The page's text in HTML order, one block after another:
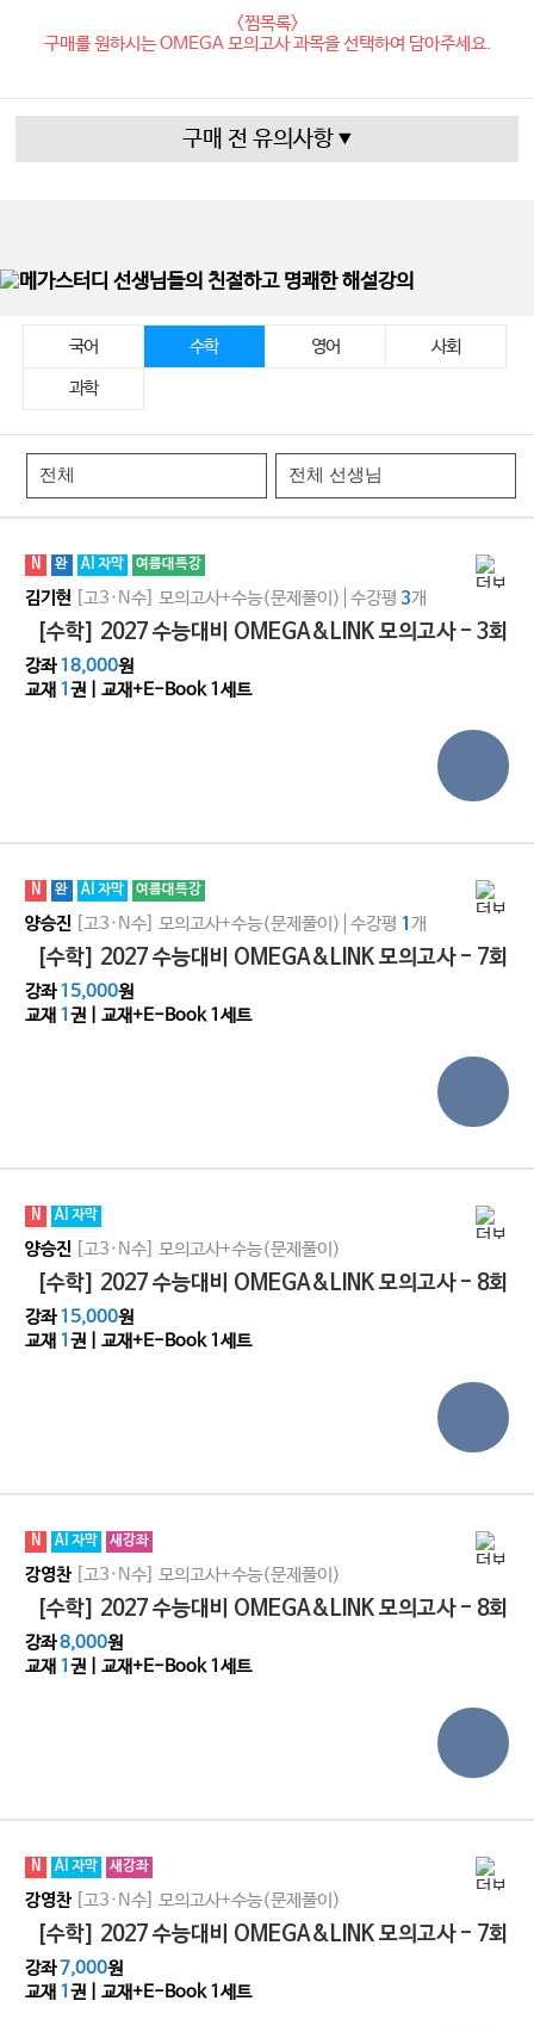
<찜목록>
구매를 원하시는 OMEGA 모의고사 과목을 선택하여 담아주세요.
구매 전 유의사항
국어 수학 영어 사회
과학
N 완 AI 자막 여름대특강
김기현 [고3·N수] 모의고사+수능(문제풀이) 수강평 3개
[수학] 2027 수능대비 OMEGA&LINK 모의고사 - 3회
강좌18,000원
교재 1 권 | 교재+E-Book 1세트
N 완 AI 자막 여름대특강
양승진 [고3·N수] 모의고사+수능(문제풀이) 수강평 1 개
[수학] 2027 수능대비 OMEGA&LINK 모의고사 - 7회
강좌15,000원
교재 1 권 | 교재+E-Book 1세트
N AI 자막
양승진 [고3·N수] 모의고사+수능(문제풀이)
[수학] 2027 수능대비 OMEGA&LINK 모의고사 - 8회
강좌15,000원
교재 1 권 | 교재+E-Book 1세트
N AI 자막 새강좌
강영찬 [고3·N수] 모의고사+수능(문제풀이)
[수학] 2027 수능대비 OMEGA&LINK 모의고사 - 8회
강좌8,000원
교재 1 권 | 교재+E-Book 1세트
N AI 자막 새강좌
강영찬 [고3·N수] 모의고사+수능(문제풀이)
[수학] 2027 수능대비 OMEGA&LINK 모의고사 - 7회
강좌7,000원
교재 1 권 | 교재+E-Book 1세트